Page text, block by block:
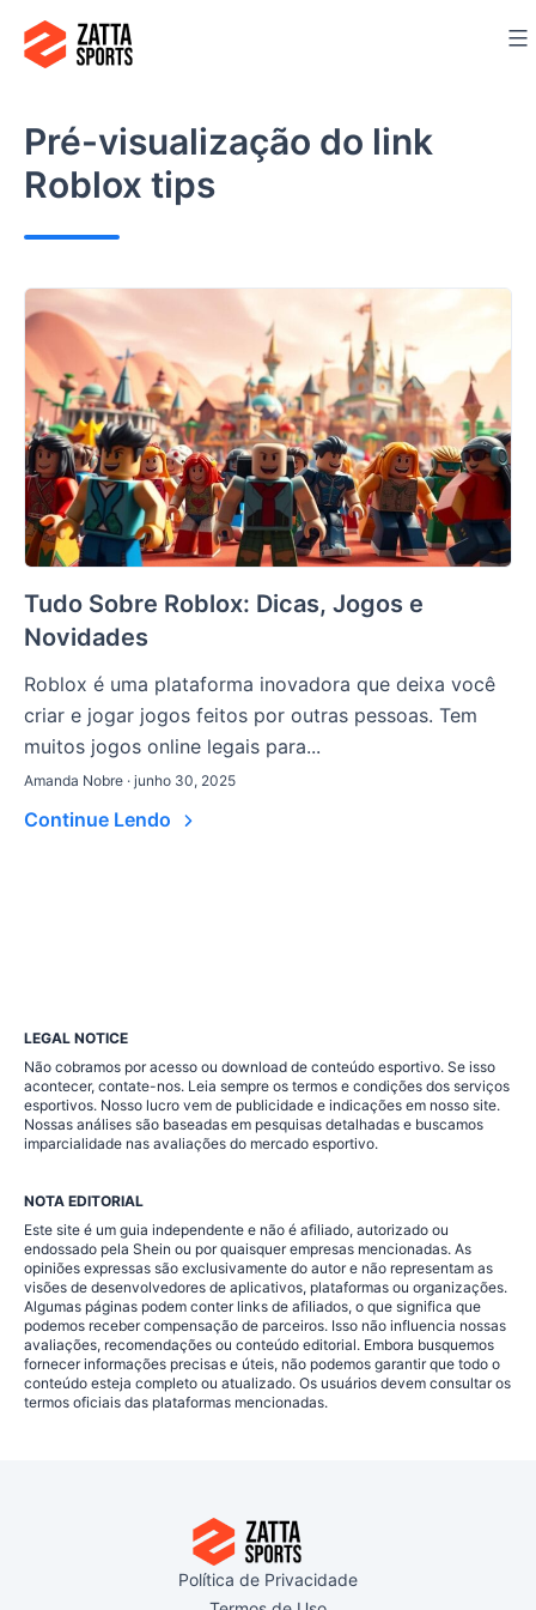
para
conteúdo
Pré-visualização do link
Roblox tips
Tudo Sobre Roblox: Dicas, Jogos e
Novidades
Roblox é uma plataforma inovadora que deixa você
criar e jogar jogos feitos por outras pessoas. Tem
muitos jogos online legais para...
Amanda Nobre · junho 30, 2025
Continue Lendo
LEGAL NOTICE
Não cobramos por acesso ou download de conteúdo esportivo. Se isso
acontecer, contate-nos. Leia sempre os termos e condições dos serviços
esportivos. Nosso lucro vem de publicidade e indicações em nosso site.
Nossas análises são baseadas em pesquisas detalhadas e buscamos
imparcialidade nas avaliações do mercado esportivo.
NOTA EDITORIAL
Este site é um guia independente e não é afiliado, autorizado ou
endossado pela Shein ou por quaisquer empresas mencionadas. As
opiniões expressas são exclusivamente do autor e não representam as
visões de desenvolvedores de aplicativos, plataformas ou organizações.
Algumas páginas podem conter links de afiliados, o que significa que
podemos receber compensação de parceiros. Isso não influencia nossas
avaliações, recomendações ou conteúdo editorial. Embora busquemos
fornecer informações precisas e úteis, não podemos garantir que todo o
conteúdo esteja completo ou atualizado. Os usuários devem consultar os
termos oficiais das plataformas mencionadas.
Política de Privacidade